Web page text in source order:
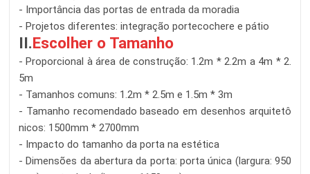
- Importância das portas de entrada da moradia
- Projetos diferentes: integração portecochere e pátio
II.Escolher o Tamanho
- Proporcional à área de construção: 1.2m * 2.2m a 4m * 2.
5m
- Tamanhos comuns: 1.2m * 2.5m e 1.5m * 3m
- Tamanho recomendado baseado em desenhos arquitetô
nicos: 1500mm * 2700mm
- Impacto do tamanho da porta na estética
- Dimensões da abertura da porta: porta única (largura: 950